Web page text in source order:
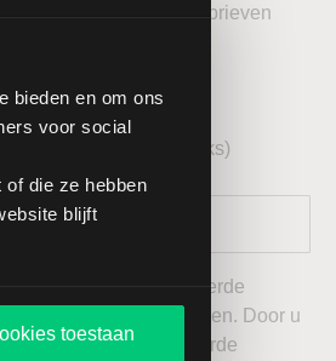
bieden en om ons
voor social
die ze hebben
blijft
toestaan
LYNX Nieuwsbrieven
Call (dagelijks)
analyse AEX (wekelijks)
de door mij geselecteerde
van LYNX ontvangen. Door u
voor de geselecteerde